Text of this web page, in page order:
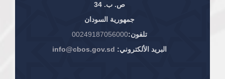
ص. ب. 34
جمهورية السودان
تلفون:00249187056000
البريد الألكتروني: info@cbos.gov.sd